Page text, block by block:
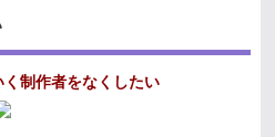
制作者をなくしたい